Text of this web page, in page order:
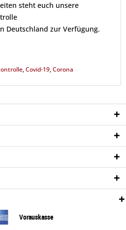
steht euch unsere
Deutschland zur Verfügung.
,Covid-19,Corona
Vorauskasse